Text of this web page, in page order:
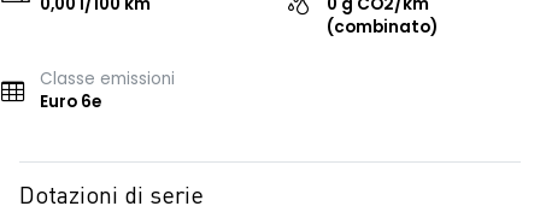
(combinato)
Classe emissioni
Euro 6e
Dotazioni di serie